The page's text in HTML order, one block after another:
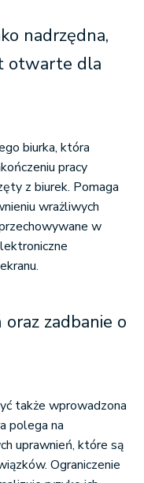
nadrzędna,
otwarte dla
biurka, która
pracy
z biurek. Pomaga
wrażliwych
w
zadbanie o
także wprowadzona
polega na
uprawnień, które są
Ograniczenie